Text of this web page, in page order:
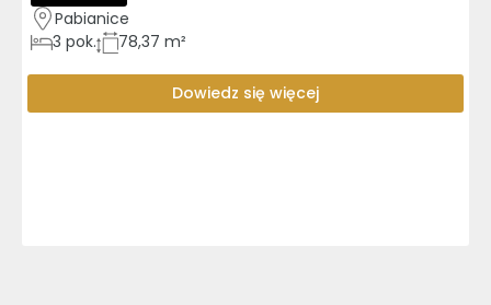
Pabianice
3 pok. 78,37 m²
Dowiedz się więcej